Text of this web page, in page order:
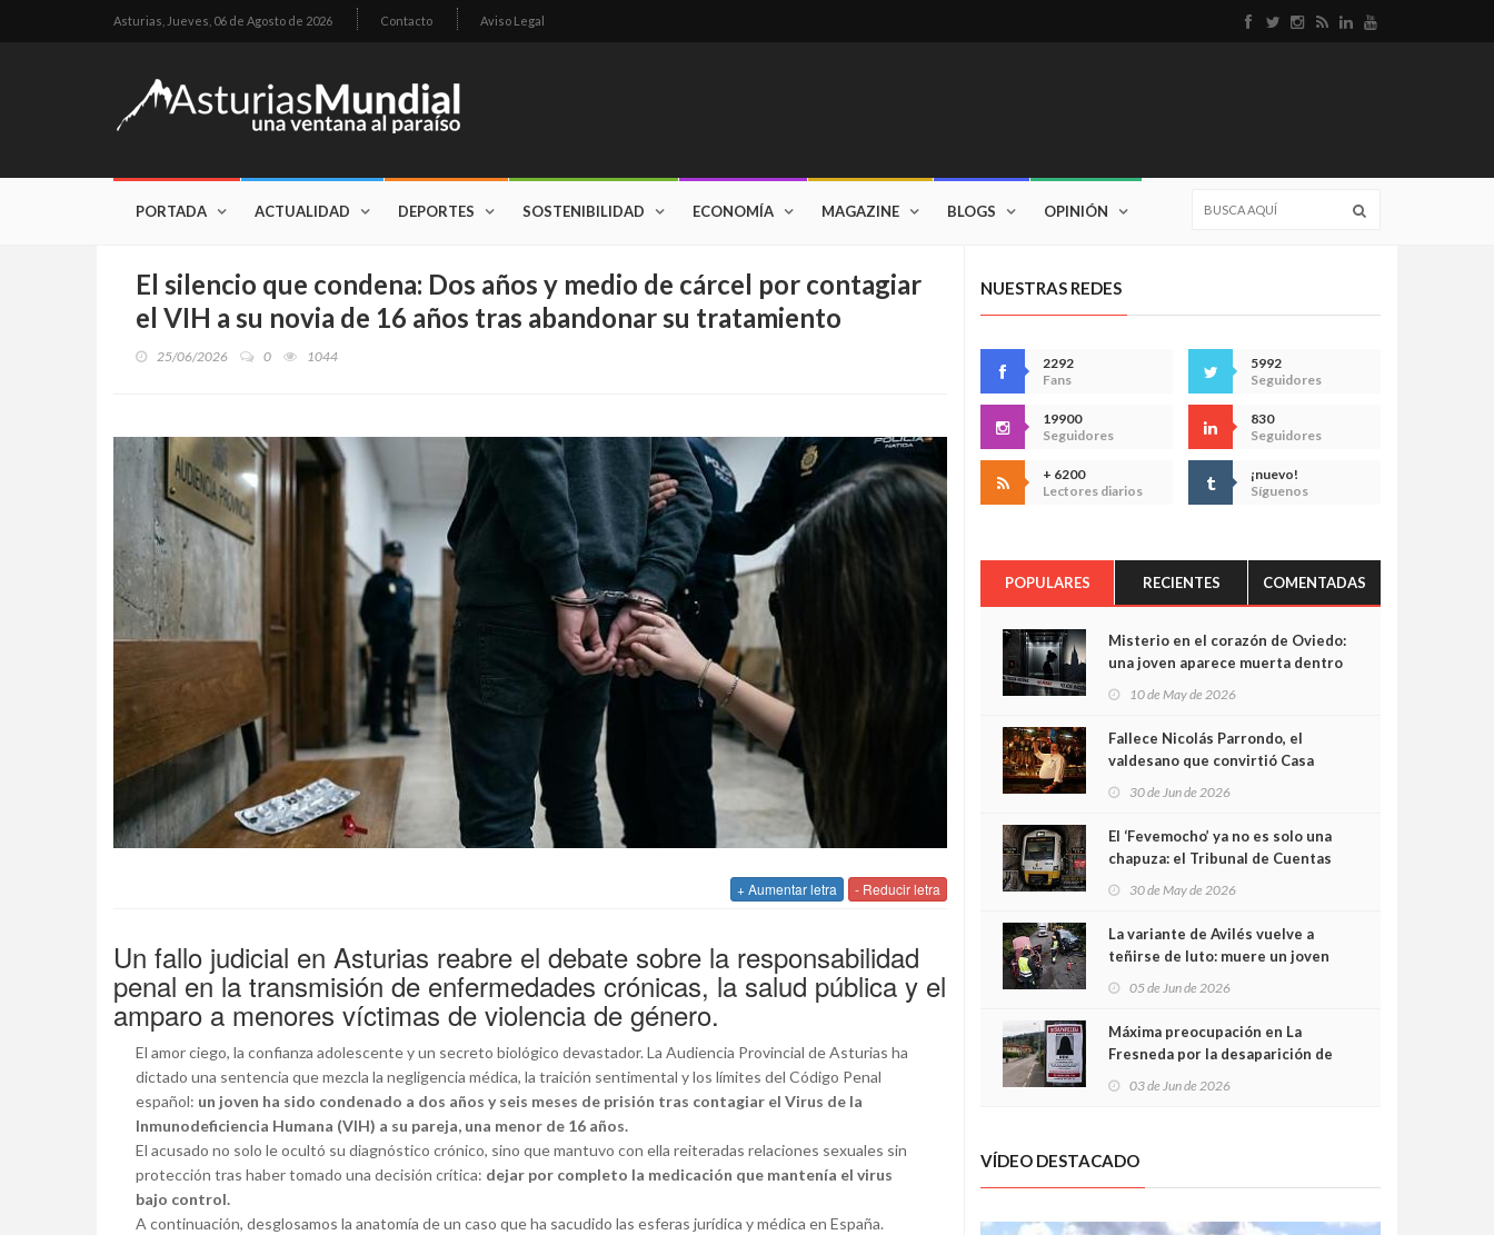
Asturias, Jueves, 06 de Agosto de 2026 Contacto Aviso Legal
PORTADA ACTUALIDAD DEPORTES SOSTENIBILIDAD ECONOMÍA MAGAZINE BLOGS OPINIÓN
El silencio que condena: Dos años y medio de cárcel por contagiar
el VIH a su novia de 16 años tras abandonar su tratamiento
25/06/2026 0 1044
+ Aumentar letra - Reducir letra
Un fallo judicial en Asturias reabre el debate sobre la responsabilidad
penal en la transmisión de enfermedades crónicas, la salud pública y el
amparo a menores víctimas de violencia de género.
El amor ciego, la confianza adolescente y un secreto biológico devastador. La Audiencia Provincial de Asturias ha
dictado una sentencia que mezcla la negligencia médica, la traición sentimental y los límites del Código Penal
español: un joven ha sido condenado a dos años y seis meses de prisión tras contagiar el Virus de la
Inmunodeficiencia Humana (VIH) a su pareja, una menor de 16 años.
El acusado no solo le ocultó su diagnóstico crónico, sino que mantuvo con ella reiteradas relaciones sexuales sin
protección tras haber tomado una decisión crítica: dejar por completo la medicación que mantenía el virus
bajo control.
A continuación, desglosamos la anatomía de un caso que ha sacudido las esferas jurídica y médica en España.
NUESTRAS REDES
2292
Fans
5992
Seguidores
19900
Seguidores
830
Seguidores
+ 6200
Lectores diarios
¡nuevo!
Síguenos
POPULARES RECIENTES COMENTADAS
Misterio en el corazón de Oviedo:
una joven aparece muerta dentro
cámaras captan sus últimos
minutos
10 de May de 2026
Fallece Nicolás Parrondo, el
valdesano que convirtió Casa
30 de Jun de 2026
El ‘Fevemocho’ ya no es solo una
chapuza: el Tribunal de Cuentas
sobrecoste de los trenes que no
cabían por los túneles
30 de May de 2026
La variante de Avilés vuelve a
teñirse de luto: muere un joven
05 de Jun de 2026
Máxima preocupación en La
Fresneda por la desaparición de
03 de Jun de 2026
VÍDEO DESTACADO